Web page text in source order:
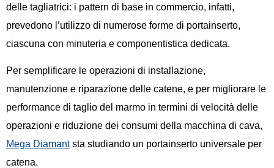
delle tagliatrici: i pattern di base in commercio, infatti,
prevedono l’utilizzo di numerose forme di portainserto,
ciascuna con minuteria e componentistica dedicata.
Per semplificare le operazioni di installazione,
manutenzione e riparazione delle catene, e per migliorare le
performance di taglio del marmo in termini di velocità delle
operazioni e riduzione dei consumi della macchina di cava,
Mega Diamantsta studiando un portainserto universale per
catena.